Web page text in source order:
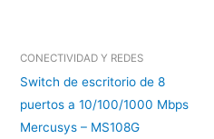
CONECTIVIDAD Y REDES
Switch de escritorio de 8
puertos a 10/100/1000 Mbps
Mercusys – MS108G